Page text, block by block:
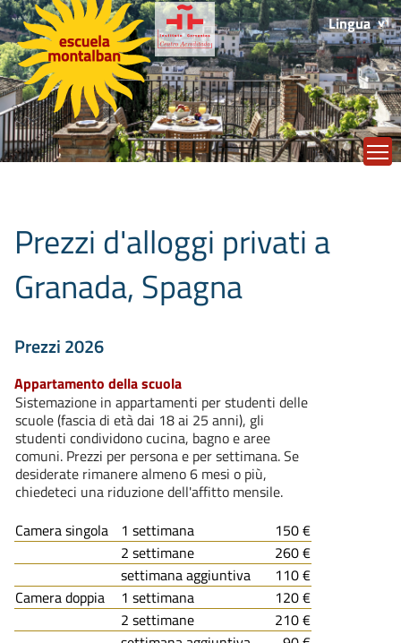
Lingua
Prezzi d'alloggi privati a
Granada, Spagna
Prezzi 2026
Appartamento della scuola
Sistemazione in appartamenti per studenti delle
scuole (fascia di età dai 18 ai 25 anni), gli
studenti condividono cucina, bagno e aree
comuni. Prezzi per persona e per settimana. Se
desiderate rimanere almeno 6 mesi o più,
chiedeteci una riduzione dell'affitto mensile.
Camera singola
1 settimana
150 €
2 settimane
260 €
settimana aggiuntiva
110 €
Camera doppia
1 settimana
120 €
2 settimane
210 €